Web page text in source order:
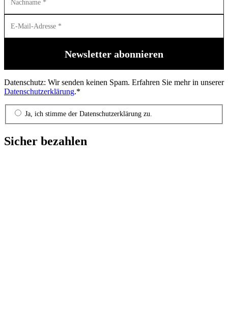
Datenschutz: Wir senden keinen Spam. Erfahren Sie mehr in unserer
Datenschutzerklärung.*
Ja, ich stimme der Datenschutzerklärung zu.
Sicher bezahlen